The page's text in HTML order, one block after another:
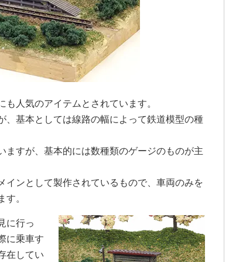
人気のアイテムとされています。
、基本としては線路の幅によって鉄道模型の種
ますが、基本的には数種類のゲージのものが主
インとして製作されているもので、車両のみを
す。
に行っ
に乗車す
在してい